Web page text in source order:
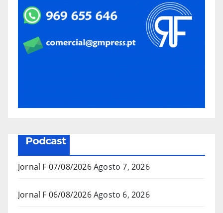
Podcast
Jornal F 07/08/2026Agosto 7, 2026
Jornal F 06/08/2026Agosto 6, 2026